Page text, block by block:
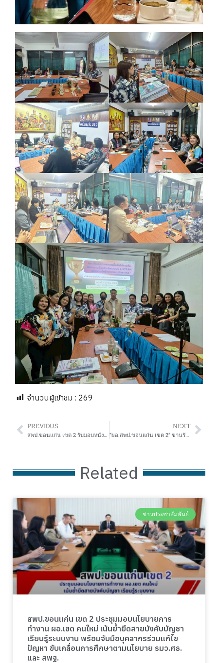
จำนวนผู้เข้าชม : 269
PREVIOUS NEXT
“ผอ.สพป.ขอนแก่น เขต 2” ขานรับนโยบาย “รมว.ศธ.” เดินหน้าขับเคลื่อนการศึกษา มุ่งสร้างพลเมืองคุณภาพ
Related
ข่าวประชาสัมพันธ์
สพป.ขอนแก่น เขต 2 ประชุมมอบนโยบายการ
ทำงาน ผอ.เขต คนใหม่ เน้นย้ำยึดสายบังคับบัญชา
เรียนรู้ระบบงาน พร้อมจับมือบุคลากรร่วมแก้ไข
ปัญหา ขับเคลื่อนการศึกษาตามนโยบาย รมว.ศธ.
และ สพฐ.